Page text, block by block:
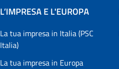
L’IMPRESA E L'EUROPA
La tua impresa in Italia (PSC
Italia)
La tua impresa in Europa